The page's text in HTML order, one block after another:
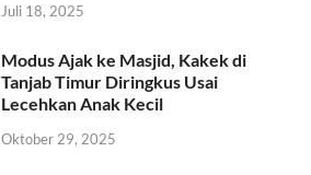
Juli 18, 2025
Modus Ajak ke Masjid, Kakek di
Tanjab Timur Diringkus Usai
Lecehkan Anak Kecil
Oktober 29, 2025